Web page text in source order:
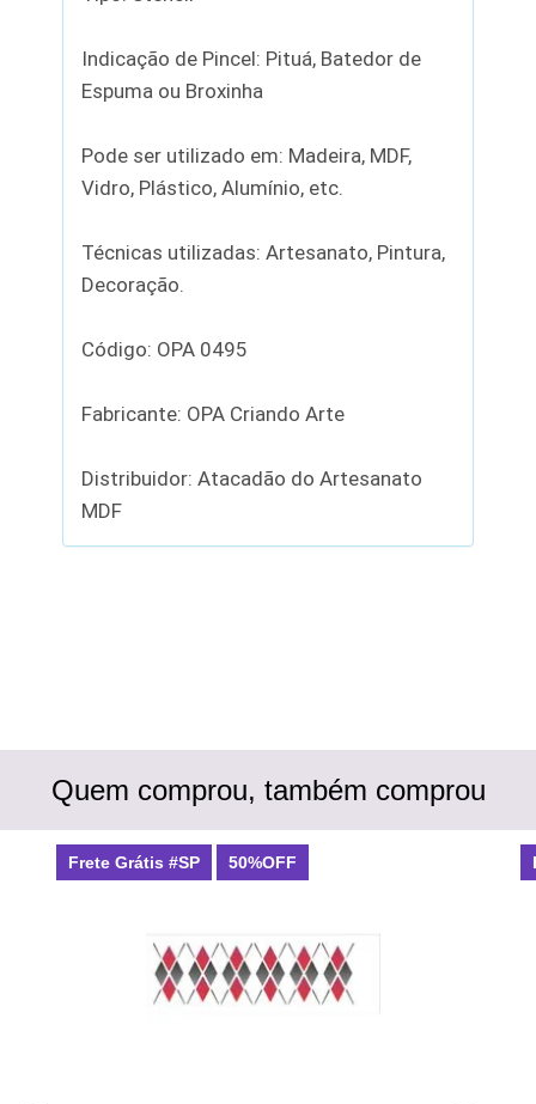
Indicação de Pincel: Pituá, Batedor de
Espuma ou Broxinha
Pode ser utilizado em: Madeira, MDF,
Vidro, Plástico, Alumínio, etc.
Técnicas utilizadas: Artesanato, Pintura,
Decoração.
Código: OPA 0495
Fabricante: OPA Criando Arte
Distribuidor: Atacadão do Artesanato
MDF
Quem comprou, também comprou
Frete Grátis #SP 50%OFF